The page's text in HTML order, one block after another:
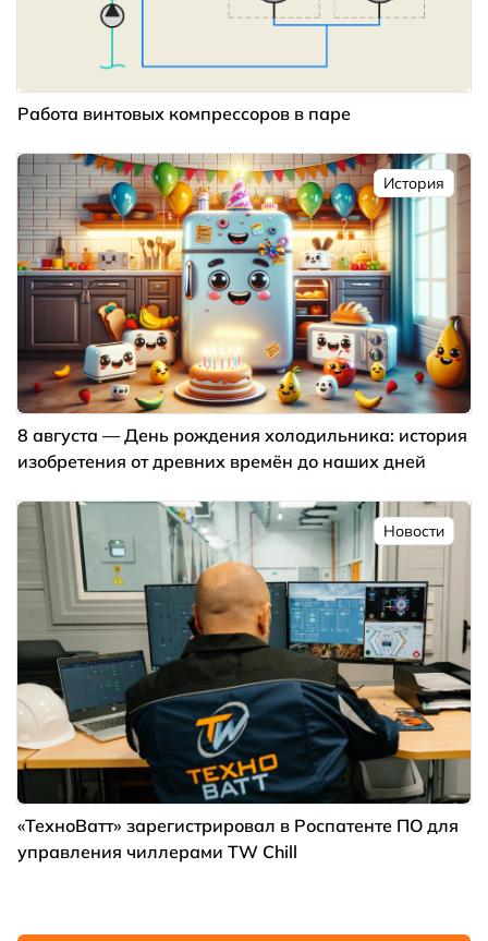
Работа винтовых компрессоров в паре
История
8 августа — День рождения холодильника: история
изобретения от древних времён до наших дней
Новости
«ТехноВатт» зарегистрировал в Роспатенте ПО для
управления чиллерами TW Chill